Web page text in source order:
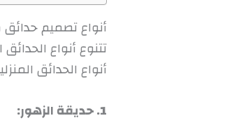
أنواع تصميم حدائق
تتنوع أنواع
أنواع الحدائق
1. حديقة الزهور: